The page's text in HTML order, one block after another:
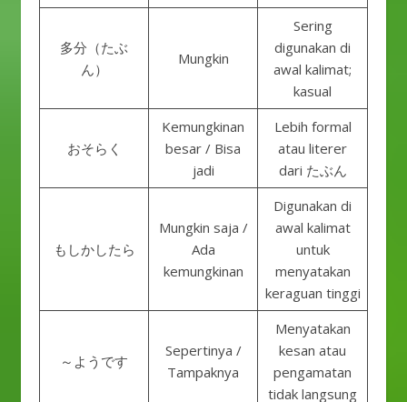
多分（たぶ
ん）
Mungkin
Sering
digunakan di
awal kalimat;
kasual
おそらく
Kemungkinan
besar / Bisa
jadi
Lebih formal
atau literer
dari たぶん
もしかしたら
Mungkin saja /
Ada
kemungkinan
Digunakan di
awal kalimat
untuk
menyatakan
keraguan tinggi
～ようです
Sepertinya /
Tampaknya
Menyatakan
kesan atau
pengamatan
tidak langsung